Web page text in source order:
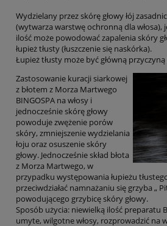
Wydzielany przez skórę głowy łój
(wytwarza warstwę ochronną dla włosa),
ilość może powodować zapalenia skóry
łupież tłusty (łuszczenie się naskórka).
Łupież tłusty może być główną przyczyną
Zastosowanie kuracji siarkowej
z błotem z Morza Martwego
BINGOSPA na włosy i
jednocześnie skórę głowy
powoduje zwężenie porów
skóry, zmniejszenie wydzielania
łoju oraz osuszenie skóry
głowy. Jednocześnie skład błota
z Morza Martwego, w
przypadku występowania łupieżu
przeciwdziałać namnażaniu się grzyba „
powodującego grzybicę skóry głowy.
Sposób użycia: niewielką ilość preparatu
umyte, wilgotne włosy, rozprowadzić na